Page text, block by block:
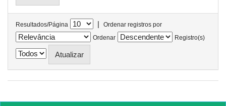
Resultados/Página |
Ordenar registros por
Ordenar
Registro(s)